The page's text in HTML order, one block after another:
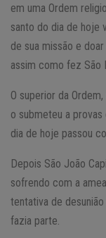
em uma Ordem
santo do dia de hoje
de sua missão e
assim como fez São
O superior da
o submeteu a
dia de hoje passou
Depois São João
sofrendo com a
tentativa de
fazia parte.